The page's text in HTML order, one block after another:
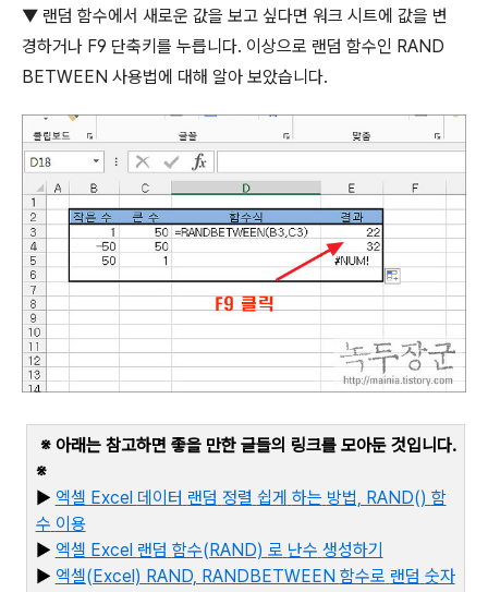
▼ 랜덤 함수에서 새로운 값을 보고 싶다면 워크 시트에 값을 변
경하거나 F9 단축키를 누릅니다. 이상으로 랜덤 함수인 RAND
BETWEEN 사용법에 대해 알아 보았습니다.
※ 아래는 참고하면 좋을 만한 글들의 링크를 모아둔 것입니다.
※
▶ 엑셀 Excel 데이터 랜덤 정렬 쉽게 하는 방법, RAND() 함
수 이용
▶ 엑셀 Excel 랜덤 함수(RAND) 로 난수 생성하기
▶ 엑셀(Excel) RAND, RANDBETWEEN 함수로 랜덤 숫자